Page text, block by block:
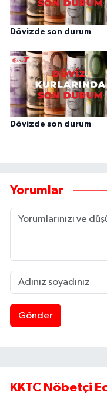
Dövizde son durum
Dövizde son durum
Yorumlar
Gönder
KKTC Nöbetçi